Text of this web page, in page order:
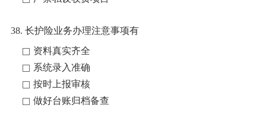
38. 长护险业务办理注意事项有
资料真实齐全
系统录入准确
按时上报审核
做好台账归档备查